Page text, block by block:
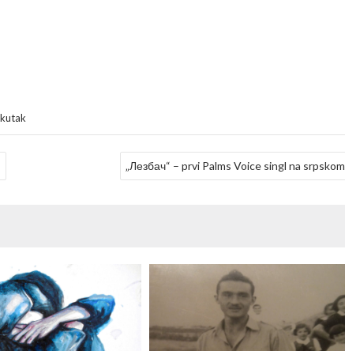
„Лезбач“ – prvi Palms Voice singl na srpskom